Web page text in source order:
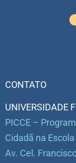
CONTATO
UNIVERSIDADE
PICCE –
Cidadã na Escola
Av. Cel.